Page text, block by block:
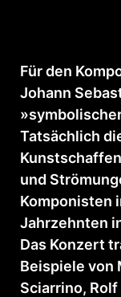
Für den
Johann
Tatsächlich
und
Komponisten
Jahrzehnten
Das Konzert
Beispiele von
Sciarrino,